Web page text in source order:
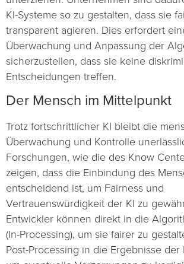
KI-Systeme so zu gestalten, dass sie
transparent agieren. Dies erfordert
Überwachung und Anpassung der
sicherzustellen, dass sie keine
Entscheidungen treffen.
Der Mensch im Mittelpunkt
Trotz fortschrittlicher KI bleibt die
Überwachung und Kontrolle
Forschungen, wie die des Know
zeigen, dass die Einbindung des
entscheidend ist, um Fairness und
Vertrauenswürdigkeit der KI zu
Entwickler können direkt in die
(In-Processing), um sie fairer zu
Post-Processing in die Ergebnisse der